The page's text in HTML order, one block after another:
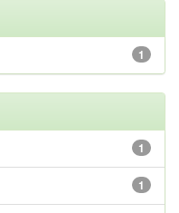
1
1
1